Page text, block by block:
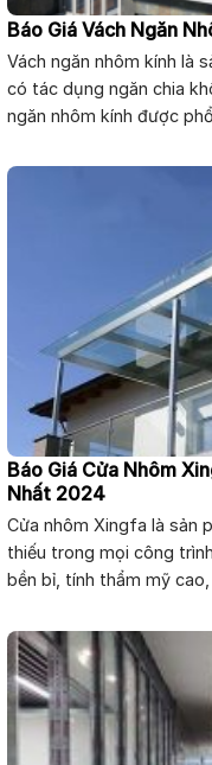
Báo Giá Vách Ngăn
Vách ngăn nhôm kính là
có tác dụng ngăn chia
ngăn nhôm kính được
Báo Giá Cửa Nhôm
Nhất 2024
Cửa nhôm Xingfa là sản
thiếu trong mọi công
bền bỉ, tính thẩm mỹ